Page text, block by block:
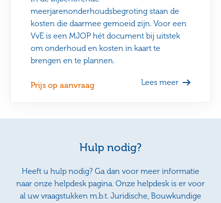
meerjarenonderhoudsbegroting staan de
kosten die daarmee gemoeid zijn. Voor een
VvE is een MJOP hét document bij uitstek
om onderhoud en kosten in kaart te
brengen en te plannen.
Prijs op aanvraag Lees meer
Hulp nodig?
Heeft u hulp nodig? Ga dan voor meer informatie
naar onze helpdesk pagina. Onze helpdesk is er voor
al uw vraagstukken m.b.t. Juridische, Bouwkundige